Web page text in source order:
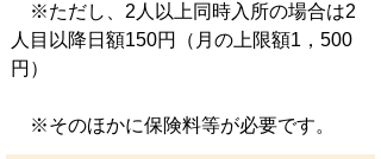
ただし、2人以上同時入所の場合は2
人目以降日額150円（月の上限額1，500
円）
※そのほかに保険料等が必要です。